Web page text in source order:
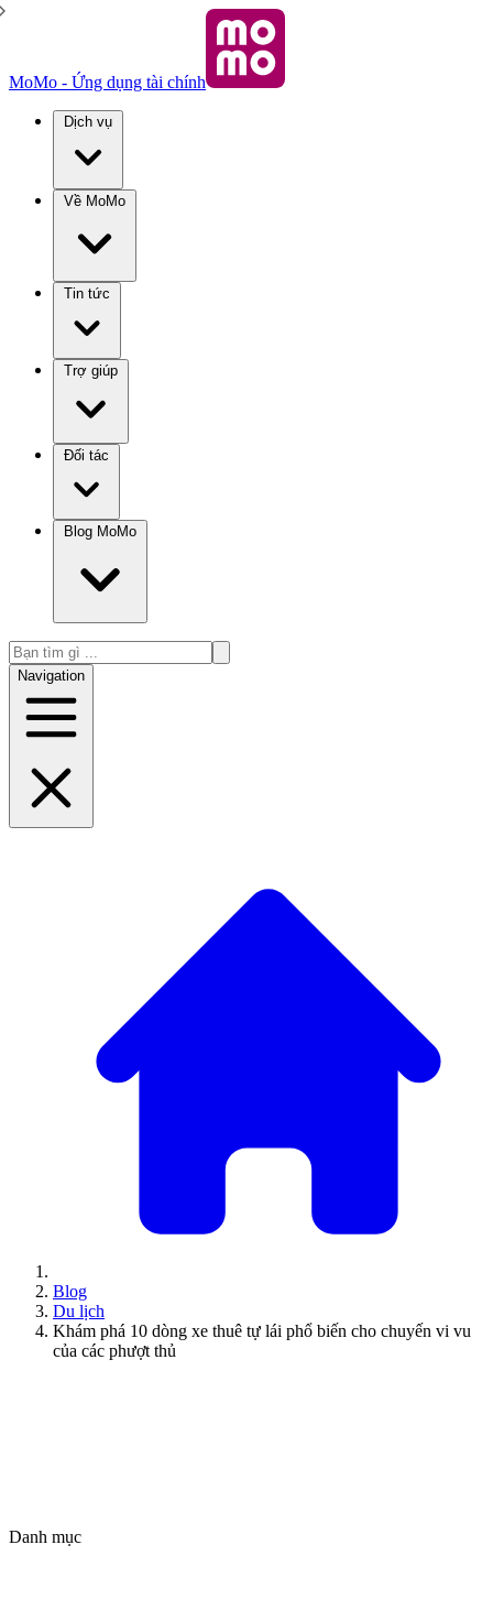
MoMo - Ứng dụng tài chính
Dịch vụ
Về MoMo
Tin tức
Trợ giúp
Đối tác
Blog MoMo
Navigation
Blog
Du lịch
Khám phá 10 dòng xe thuê tự lái phổ biến cho chuyến vi vu
của các phượt thủ
Danh mục